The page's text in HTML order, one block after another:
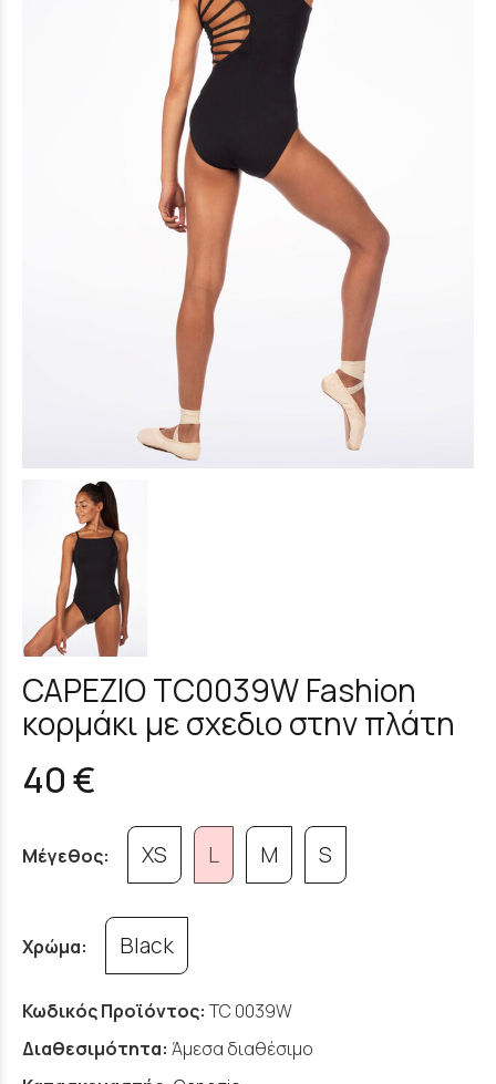
CAPEZIO TC0039W Fashion
κορμάκι με σχεδιο στην πλάτη
40 €
Μέγεθος: XS L M S
Χρώμα: Black
Κωδικός Προϊόντος: TC 0039W
Διαθεσιμότητα: Άμεσα διαθέσιμο